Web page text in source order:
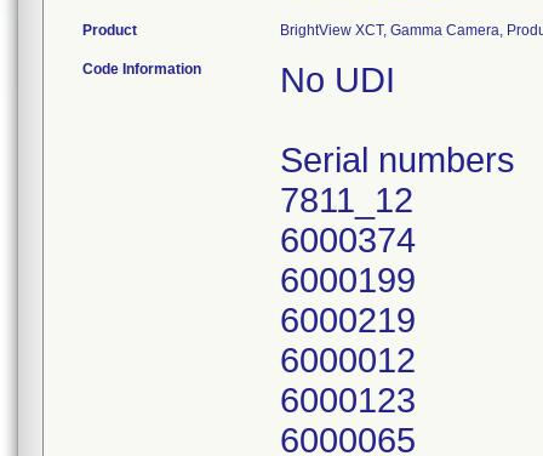
Product BrightView XCT, Gamma Camera,
Code Information No UDI
Serial numbers
7811_12
6000374
6000199
6000219
6000012
6000123
6000065